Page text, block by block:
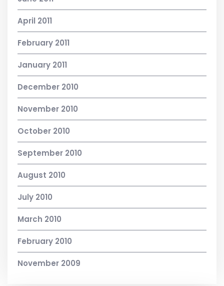
April 2011
February 2011
January 2011
December 2010
November 2010
October 2010
September 2010
August 2010
July 2010
March 2010
February 2010
November 2009